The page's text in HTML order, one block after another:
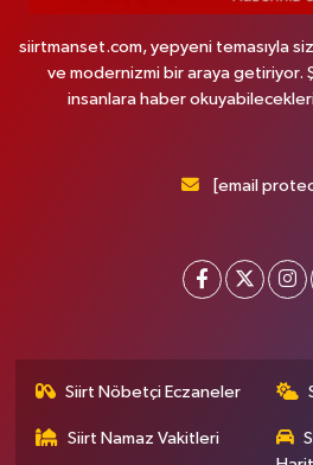
siirtmanset.com, yepyeni temasıyla
ve modernizmi bir araya getiriyor.
insanlara haber
[email
Siirt Nöbetçi Eczaneler
Siirt Namaz Vakitleri